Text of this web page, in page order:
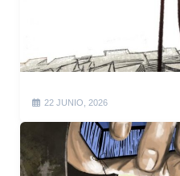
22 JUNIO, 2026